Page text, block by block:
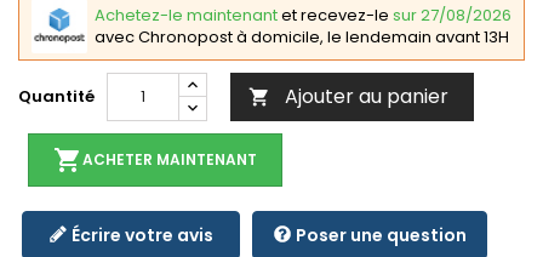
Achetez-le maintenantet recevez-le sur 27/08/2026
avec Chronopost à domicile, le lendemain avant 13H
Quantité  Ajouter au panier
shopping_cartACHETER MAINTENANT
Écrire votre avis Poser une question